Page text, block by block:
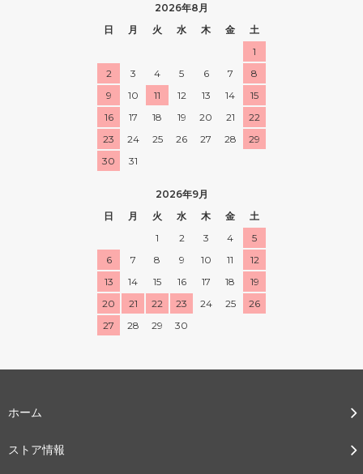
2026年8月
日
月 火 水 木 金
土
1
2
3 4 5 6 7
8
9
10 11 12 13 14
15
16
17 18 19 20 21
22
23
24 25 26 27 28
29
30
31
2026年9月
日
月 火 水 木 金
土
1
2 3 4
5
6
7 8 9 10 11
12
13
14 15 16 17 18
19
20
21 22 23 24 25
26
27
28 29 30
ホーム
ストア情報